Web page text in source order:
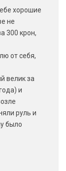
хорошие
не
300 крон,
от себя,
велик за
и
руль и
было